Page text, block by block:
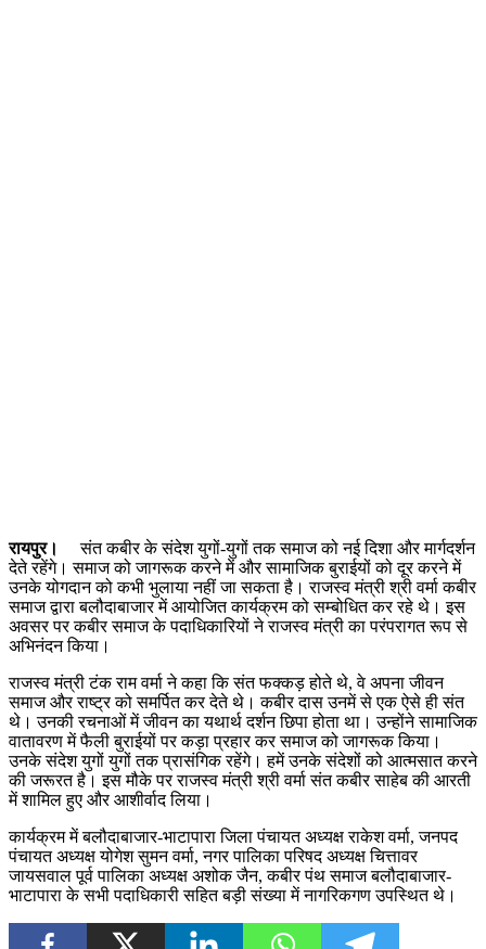
रायपुर।
संत कबीर के संदेश युगों-युगों तक समाज को नई दिशा और मार्गदर्शन
देते रहेंगे। समाज को जागरूक करने में और सामाजिक बुराईयों को दूर करने में
उनके योगदान को कभी भुलाया नहीं जा सकता है। राजस्व मंत्री श्री वर्मा कबीर
समाज द्वारा बलौदाबाजार में आयोजित कार्यक्रम को सम्बोधित कर रहे थे। इस
अवसर पर कबीर समाज के पदाधिकारियों ने राजस्व मंत्री का परंपरागत रूप से
अभिनंदन किया।
राजस्व मंत्री टंक राम वर्मा ने कहा कि संत फक्कड़ होते थे, वे अपना जीवन
समाज और राष्ट्र को समर्पित कर देते थे। कबीर दास उनमें से एक ऐसे ही संत
थे। उनकी रचनाओं में जीवन का यथार्थ दर्शन छिपा होता था। उन्होंने सामाजिक
वातावरण में फैली बुराईयों पर कड़ा प्रहार कर समाज को जागरूक किया।
उनके संदेश युगों युगों तक प्रासंगिक रहेंगे। हमें उनके संदेशों को आत्मसात करने
की जरूरत है। इस मौके पर राजस्व मंत्री श्री वर्मा संत कबीर साहेब की आरती
में शामिल हुए और आशीर्वाद लिया।
कार्यक्रम में बलौदाबाजार-भाटापारा जिला पंचायत अध्यक्ष राकेश वर्मा, जनपद
पंचायत अध्यक्ष योगेश सुमन वर्मा, नगर पालिका परिषद अध्यक्ष चित्तावर
जायसवाल पूर्व पालिका अध्यक्ष अशोक जैन, कबीर पंथ समाज बलौदाबाजार-
भाटापारा के सभी पदाधिकारी सहित बड़ी संख्या में नागरिकगण उपस्थित थे।